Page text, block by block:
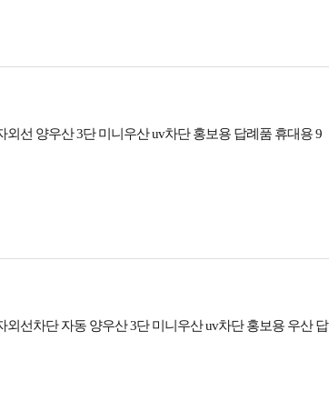
외선 양우산 3단 미니우산 uv차단 홍보용 답례품 휴대용 9
외선차단 자동 양우산 3단 미니우산 uv차단 홍보용 우산 답